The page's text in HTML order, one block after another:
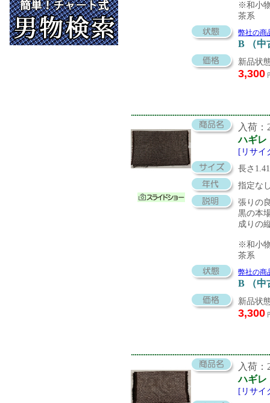
※和小
茶系
弊社の商
B （中
新品状
3,300
入荷：
ハギレ
[リサイ
長さ
指定な
張りの
黒の本
成りの
※和小
茶系
弊社の商
B （中
新品状
3,300
入荷：
ハギレ
[リサイ